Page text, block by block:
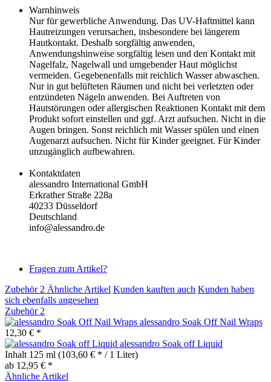
Warnhinweis
Nur für gewerbliche Anwendung. Das UV-Haftmittel kann
Hautreizungen verursachen, insbesondere bei längerem
Hautkontakt. Deshalb sorgfältig anwenden,
Anwendungshinweise sorgfältig lesen und den Kontakt mit
Nagelfalz, Nagelwall und umgebender Haut möglichst
vermeiden. Gegebenenfalls mit reichlich Wasser abwaschen.
Nur in gut belüfteten Räumen und nicht bei verletzten oder
entzündeten Nägeln anwenden. Bei Auftreten von
Hautstörungen oder allergischen Reaktionen Kontakt mit dem
Produkt sofort einstellen und ggf. Arzt aufsuchen. Nicht in die
Augen bringen. Sonst reichlich mit Wasser spülen und einen
Augenarzt aufsuchen. Nicht für Kinder geeignet. Für Kinder
unzugänglich aufbewahren.
Kontaktdaten
alessandro International GmbH
Erkrather Straße 228a
40233 Düsseldorf
Deutschland
info@alessandro.de
Fragen zum Artikel?
Zubehör 2 Ähnliche Artikel Kunden kauften auch Kunden haben
sich ebenfalls angesehen
Zubehör 2
alessandro Soak Off Nail Wraps
12,30 € *
alessandro Soak off Liquid
Inhalt 125 ml (103,60 € * / 1 Liter)
ab 12,95 € *
Ähnliche Artikel